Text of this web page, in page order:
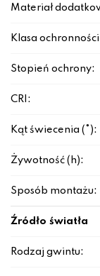
Materiał
Klasa
Stopień ochrony:
CRI:
Kąt świecenia (°):
Żywotność (h):
Sposób montażu:
Źródło światła
Rodzaj gwintu: